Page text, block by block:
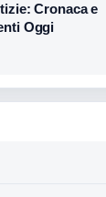
Cronaca e
Oggi